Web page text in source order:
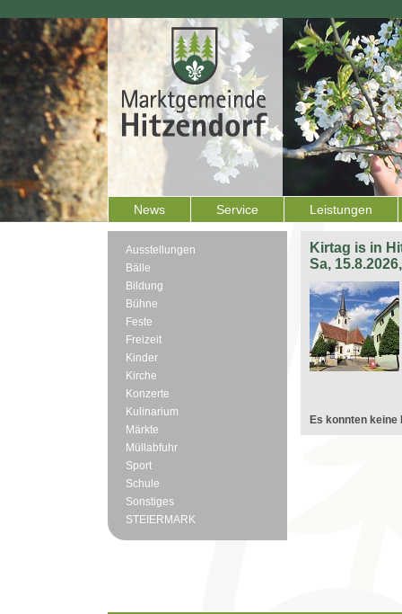
News Service Leistungen
Ausstellungen
Bälle
Bildung
Bühne
Feste
Freizeit
Kinder
Kirche
Konzerte
Kulinarium
Märkte
Müllabfuhr
Sport
Schule
Sonstiges
STEIERMARK
Kirtag is in
Sa,
Es konnten keine